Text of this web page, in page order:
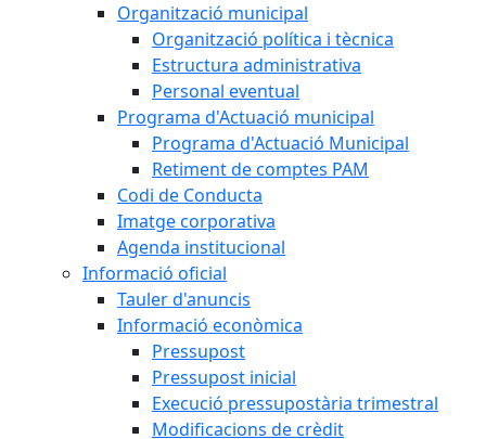
Organització municipal
Organització política i tècnica
Estructura administrativa
Personal eventual
Programa d'Actuació municipal
Programa d'Actuació Municipal
Retiment de comptes PAM
Codi de Conducta
Imatge corporativa
Agenda institucional
Informació oficial
Tauler d'anuncis
Informació econòmica
Pressupost
Pressupost inicial
Execució pressupostària trimestral
Modificacions de crèdit